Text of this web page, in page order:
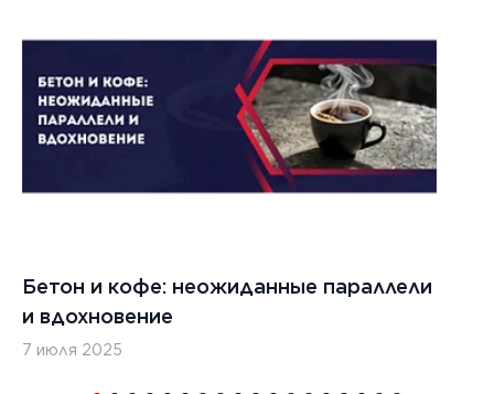
1
Бетон и кофе: неожиданные параллели
и вдохновение
7 июля 2025